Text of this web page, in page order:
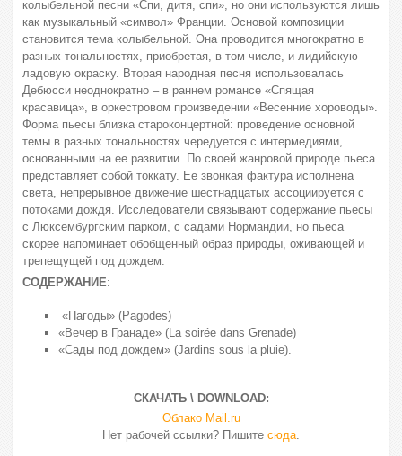
колыбельной песни «Спи, дитя, спи», но они используются лишь
как музыкальный «символ» Франции. Основой композиции
становится тема колыбельной. Она проводится многократно в
разных тональностях, приобретая, в том числе, и лидийскую
ладовую окраску. Вторая народная песня использовалась
Дебюсси неоднократно – в раннем романсе «Спящая
красавица», в оркестровом произведении «Весенние хороводы».
Форма пьесы близка староконцертной: проведение основной
темы в разных тональностях чередуется с интермедиями,
основанными на ее развитии. По своей жанровой природе пьеса
представляет собой токкату. Ее звонкая фактура исполнена
света, непрерывное движение шестнадцатых ассоциируется с
потоками дождя. Исследователи связывают содержание пьесы
с Люксембургским парком, с садами Нормандии, но пьеса
скорее напоминает обобщенный образ природы, оживающей и
трепещущей под дождем.
СОДЕРЖАНИЕ:
«Пагоды» (Pagodes)
«Вечер в Гранаде» (La soirée dans Grenade)
«Сады под дождем» (Jardins sous la pluie).
СКАЧАТЬ \ DOWNLOAD:
Облако Mail.ru
Нет рабочей ссылки? Пишите сюда.